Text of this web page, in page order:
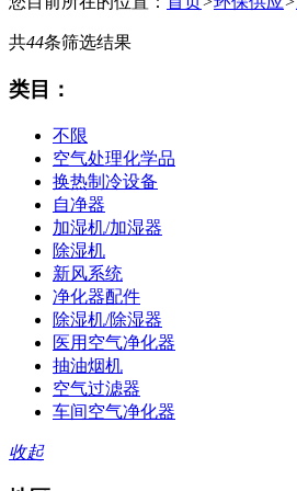
共44条筛选结果
类目：
不限
空气处理化学品
换热制冷设备
自净器
加湿机/加湿器
除湿机
新风系统
净化器配件
除湿机/除湿器
医用空气净化器
抽油烟机
空气过滤器
车间空气净化器
收起